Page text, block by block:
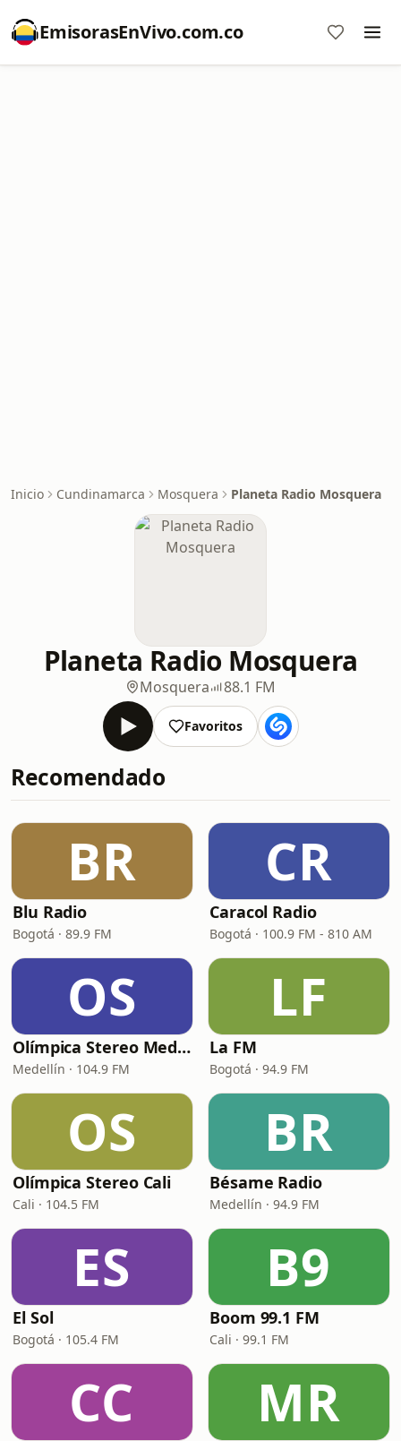
EmisorasEnVivo.com.co
Inicio Cundinamarca Mosquera Planeta Radio Mosquera
Planeta Radio Mosquera
Mosquera 88.1 FM
Favoritos
Recomendado
BR
Blu Radio
Bogotá · 89.9 FM
CR
Caracol Radio
Bogotá · 100.9 FM - 810 AM
OS
Olímpica Stereo Medellín
Medellín · 104.9 FM
LF
La FM
Bogotá · 94.9 FM
OS
Olímpica Stereo Cali
Cali · 104.5 FM
BR
Bésame Radio
Medellín · 94.9 FM
ES
El Sol
Bogotá · 105.4 FM
B9
Boom 99.1 FM
Cali · 99.1 FM
CC MR